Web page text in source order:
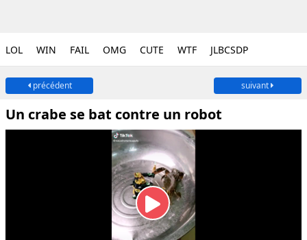
LOL WIN FAIL OMG CUTE WTF JLBCSDP
précédent suivant
Un crabe se bat contre un robot